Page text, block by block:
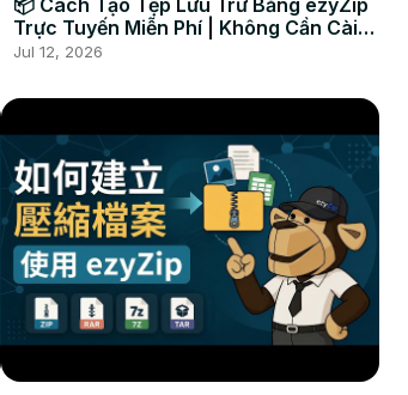
Trực Tuyến Miễn Phí | Không Cần Cài
Đặt Phần Mềm
Jul 12, 2026